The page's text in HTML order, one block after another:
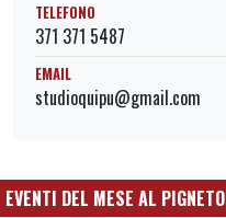
TELEFONO
371 371 5487
EMAIL
studioquipu@gmail.com
EVENTI DEL MESE AL PIGNETO